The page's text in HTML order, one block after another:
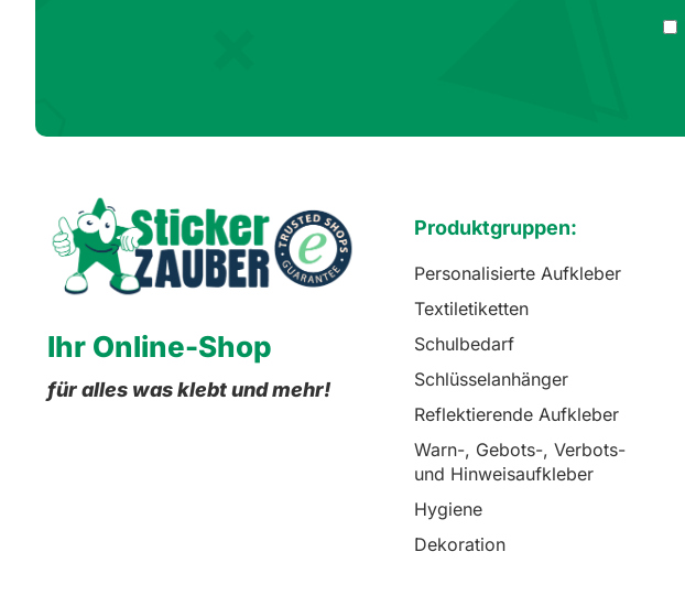
Ihr Online-Shop
für alles was klebt und mehr!
Produktgruppen:
Personalisierte Aufkleber
Textiletiketten
Schulbedarf
Schlüsselanhänger
Reflektierende Aufkleber
Warn-, Gebots-, Verbots-
und Hinweisaufkleber
Hygiene
Dekoration